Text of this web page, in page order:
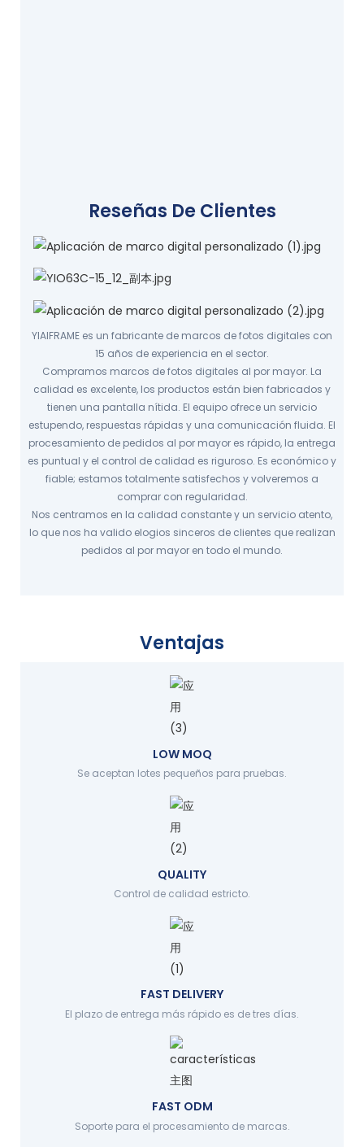
Reseñas De Clientes
YIAIFRAME es un fabricante de marcos de fotos digitales con
15 años de experiencia en el sector.
Compramos marcos de fotos digitales al por mayor. La
calidad es excelente, los productos están bien fabricados y
tienen una pantalla nítida. El equipo ofrece un servicio
estupendo, respuestas rápidas y una comunicación fluida. El
procesamiento de pedidos al por mayor es rápido, la entrega
es puntual y el control de calidad es riguroso. Es económico y
fiable; estamos totalmente satisfechos y volveremos a
comprar con regularidad.
Nos centramos en la calidad constante y un servicio atento,
lo que nos ha valido elogios sinceros de clientes que realizan
pedidos al por mayor en todo el mundo.
Ventajas
LOW MOQ
Se aceptan lotes pequeños para pruebas.
QUALITY
Control de calidad estricto.
FAST DELIVERY
El plazo de entrega más rápido es de tres días.
FAST ODM
Soporte para el procesamiento de marcas.